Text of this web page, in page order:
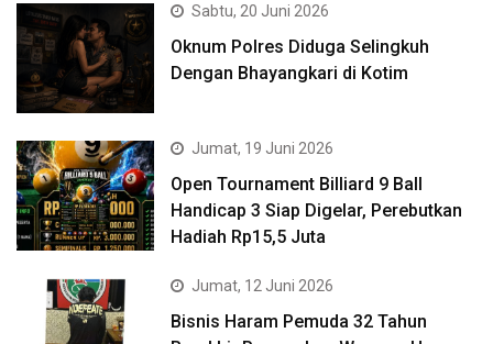
Sabtu, 20 Juni 2026
Oknum Polres Diduga Selingkuh
Dengan Bhayangkari di Kotim
Jumat, 19 Juni 2026
Open Tournament Billiard 9 Ball
Handicap 3 Siap Digelar, Perebutkan
Hadiah Rp15,5 Juta
Jumat, 12 Juni 2026
Bisnis Haram Pemuda 32 Tahun